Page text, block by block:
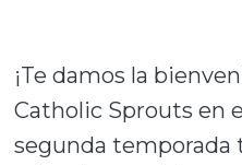
¡Te damos la
Catholic Sprouts en
segunda